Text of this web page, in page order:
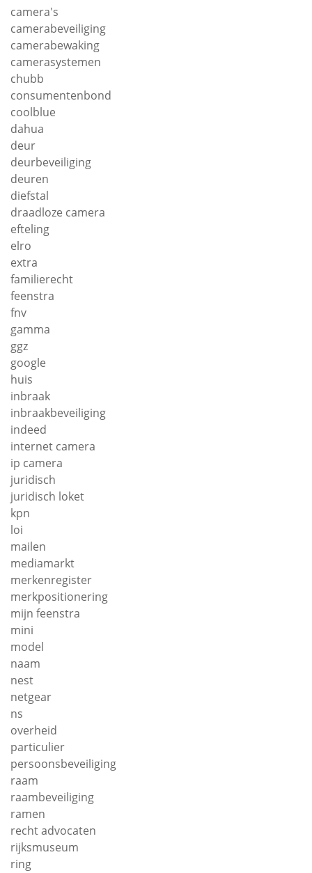
camera's
camerabeveiliging
camerabewaking
camerasystemen
chubb
consumentenbond
coolblue
dahua
deur
deurbeveiliging
deuren
diefstal
draadloze camera
efteling
elro
extra
familierecht
feenstra
fnv
gamma
ggz
google
huis
inbraak
inbraakbeveiliging
indeed
internet camera
ip camera
juridisch
juridisch loket
kpn
loi
mailen
mediamarkt
merkenregister
merkpositionering
mijn feenstra
mini
model
naam
nest
netgear
ns
overheid
particulier
persoonsbeveiliging
raam
raambeveiliging
ramen
recht advocaten
rijksmuseum
ring